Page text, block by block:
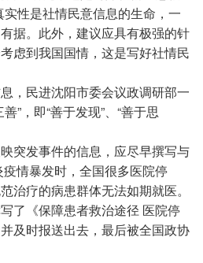
实性是社情民意信息的生命，一
据。此外，建议应具有极强的针
考虑到我国国情，这是写好社情民
，民进沈阳市委会议政调研部一
”，即“善于发现”、“善于思
突发事件的信息，应尽早撰写与
疫情暴发时，全国很多医院停
治疗的病患群体无法如期就医。
了《保障患者救治途径 医院停
及时报送出去，最后被全国政协